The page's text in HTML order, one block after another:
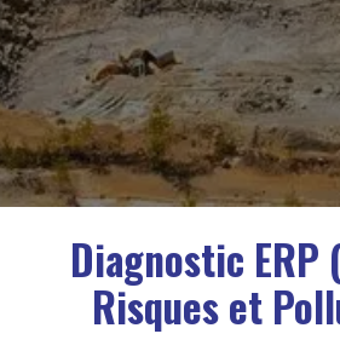
Diagnostic ERP
Risques et